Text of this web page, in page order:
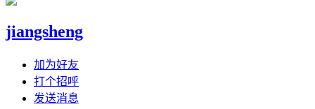
jiangsheng
加为好友
打个招呼
发送消息